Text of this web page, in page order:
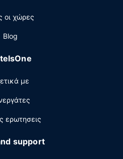
οι χώρες
Blog
με
ερωτησεις
support